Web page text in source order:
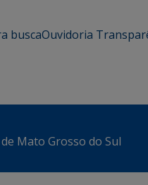
buscaOuvidoria
Mato Grosso do Sul